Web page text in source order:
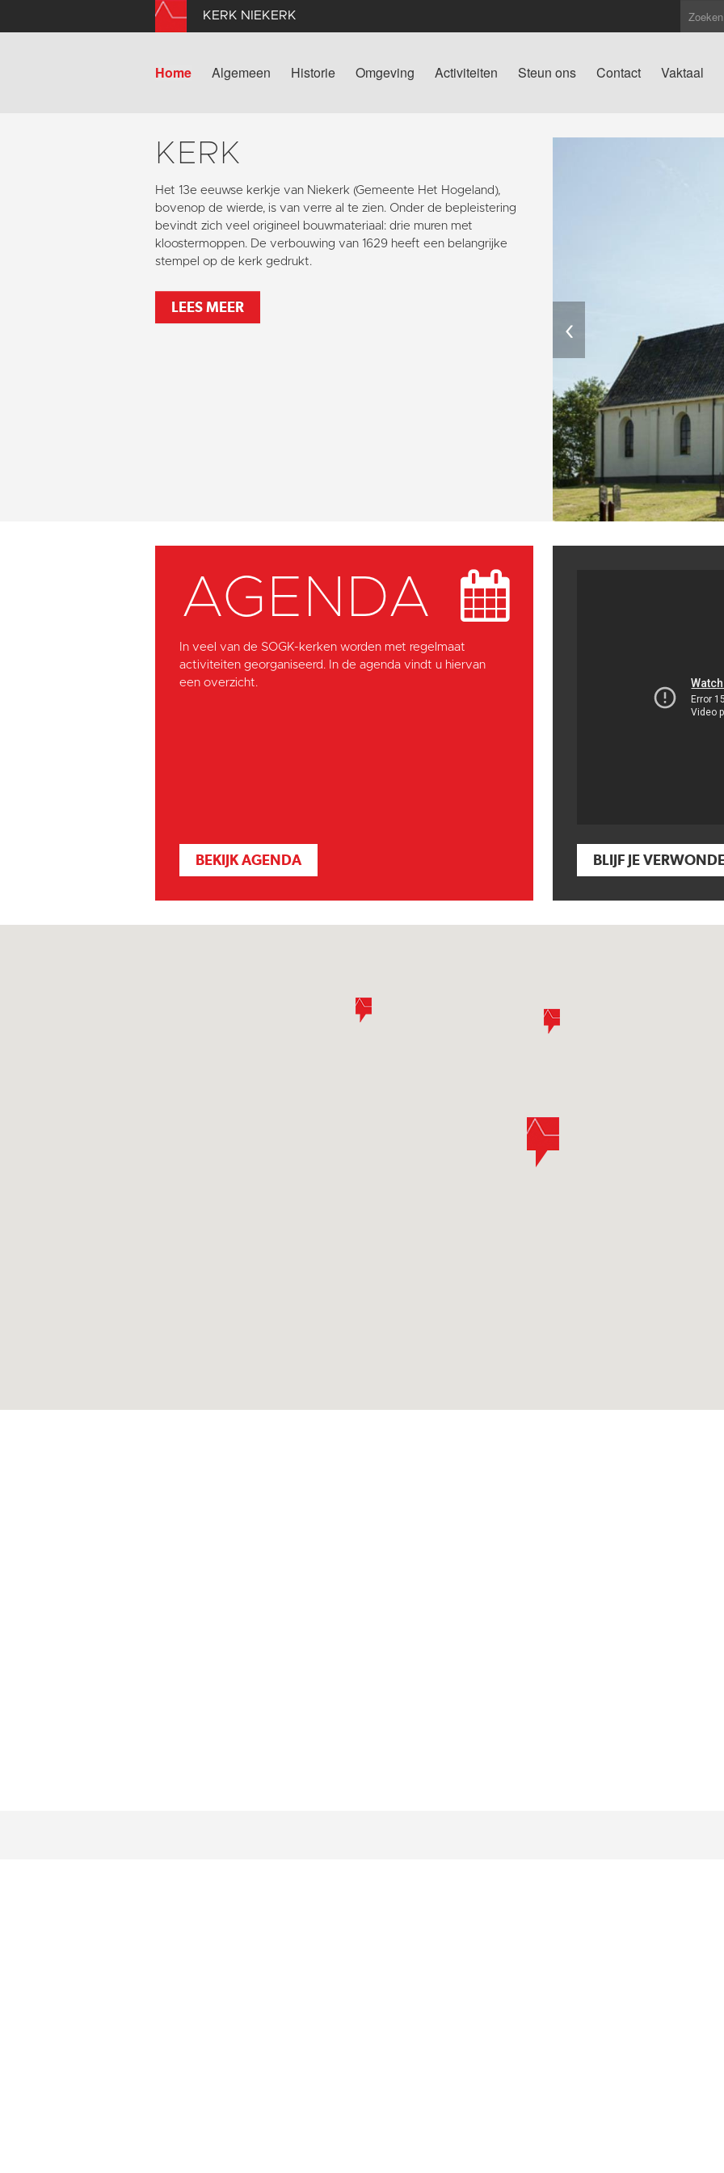
KERK NIEKERK
Home Algemeen Historie Omgeving Activiteiten Steun ons Contact Vaktaal
KERK
Het 13e eeuwse kerkje van Niekerk (Gemeente Het Hogeland),
bovenop de wierde, is van verre al te zien. Onder de bepleistering
bevindt zich veel origineel bouwmateriaal: drie muren met
kloostermoppen. De verbouwing van 1629 heeft een belangrijke
stempel op de kerk gedrukt.
LEES MEER
‹
AGENDA
In veel van de SOGK-kerken worden met regelmaat
activiteiten georganiseerd. In de agenda vindt u hiervan
een overzicht.
BEKIJK AGENDA BLIJF JE